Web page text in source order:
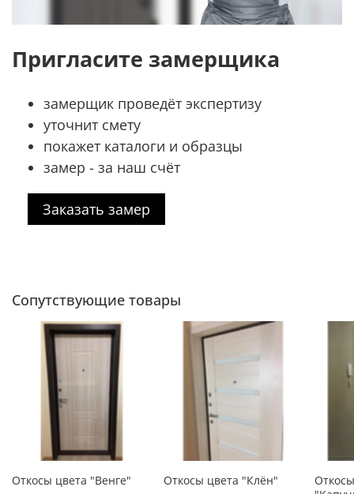
Пригласите замерщика
замерщик проведёт экспертизу
уточнит смету
покажет каталоги и образцы
замер - за наш счёт
Заказать замер
Сопутствующие товары
Откосы цвета "Венге" Откосы цвета "Клён"